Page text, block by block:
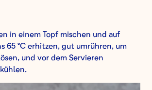
in einem Topf mischen und auf
65 °C erhitzen, gut umrühren, um
und vor dem Servieren